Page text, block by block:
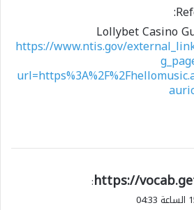
Lollybet Casino
https://www.ntis.gov/
https://
: